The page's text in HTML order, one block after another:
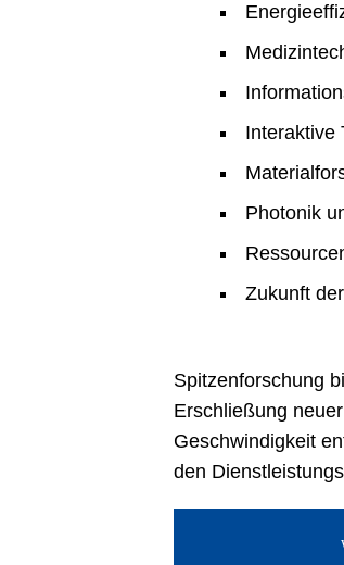
Interaktive
Photonik
Zukunft
Spitzenforschung
Erschließung
Geschwindigkeit
den